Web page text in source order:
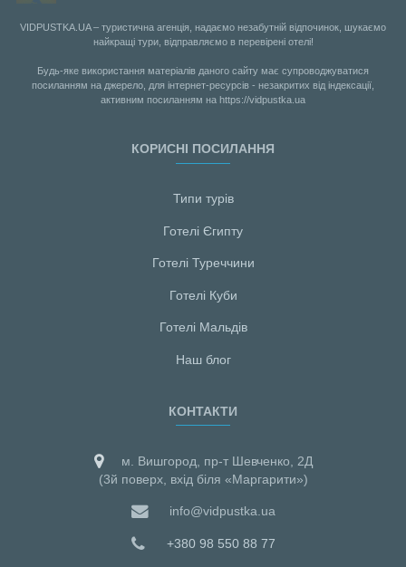
VIDPUSTKA.UA – туристична агенція, надаємо незабутній відпочинок, шукаємо
найкращі тури, відправляємо в перевірені отелі!
Будь-яке використання матеріалів даного сайту має супроводжуватися
посиланням на джерело, для інтернет-ресурсів - незакритих від індексації,
активним посиланням на https://vidpustka.ua
КОРИСНІ ПОСИЛАННЯ
Типи турів
Готелі Єгипту
Готелі Туреччини
Готелі Куби
Готелі Мальдiв
Наш блог
КОНТАКТИ
м. Вишгород, пр-т Шевченко, 2Д
(3й поверх, вхід біля «Маргарити»)
info@vidpustka.ua
+380 98 550 88 77